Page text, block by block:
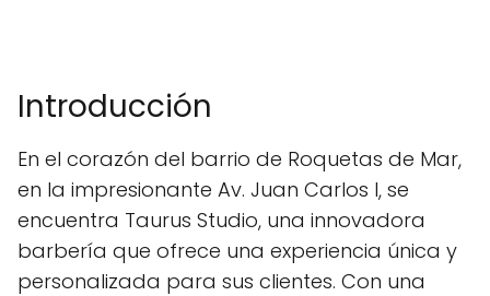
Introducción
En el corazón del barrio de Roquetas de Mar,
en la impresionante Av. Juan Carlos I, se
encuentra Taurus Studio, una innovadora
barbería que ofrece una experiencia única y
personalizada para sus clientes. Con una